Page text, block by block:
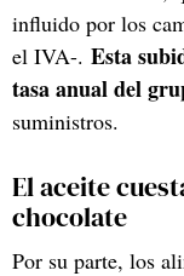
influido por los
el IVA-. Esta
tasa anual del
suministros.
El aceite
chocolate
Por su parte, los